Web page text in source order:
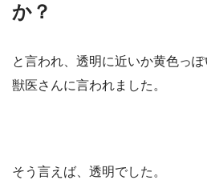
か？
と言われ、透明に近いか黄色っ
獣医さんに言われました。
そう言えば、透明でした。